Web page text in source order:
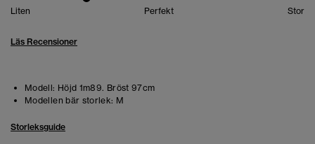
Liten Perfekt Stor
Läs Recensioner
Modell: Höjd 1m89. Bröst 97cm
Modellen bär storlek: M
Storleksguide